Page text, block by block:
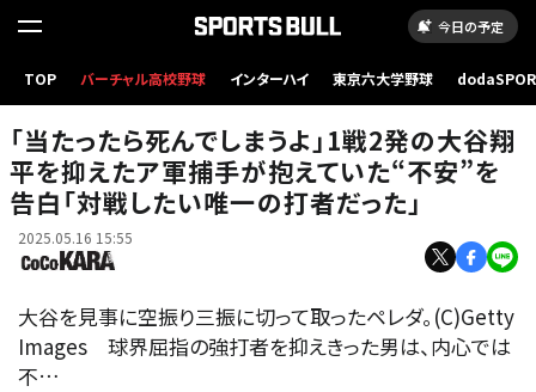
今日の予定
TOP バーチャル高校野球 インターハイ 東京六大学野球
「当たったら死んでしまうよ」1戦2発の大谷翔
平を抑えたア軍捕手が抱えていた“不安”を
告白「対戦したい唯一の打者だった」
2025.05.16 15:55
大谷を見事に空振り三振に切って取ったペレダ。(C)Getty
Images 球界屈指の強打者を抑えきった男は、内心では
不…